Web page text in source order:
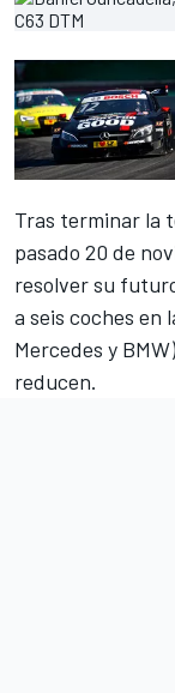
Tras terminar la
pasado 20 de
resolver su
a seis coches en
Mercedes y
reducen.